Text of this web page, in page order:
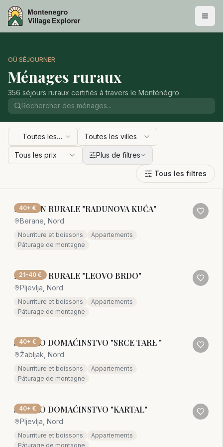
OÙ SÉJOURNER
Ménages ruraux
356 séjours ruraux certifiés à travers le Monténégro
Toutes les
régions
Toutes les villes
Tous les prix Plus de filtres
Tous les filtres
40+ €
MAISON RURALE "RADUNOVA KUĆA"
Berane, Nord
Nourriture et boissons
Appartements
Pâturage de montagne
21-40 €
MAISON RURALE "LEOVO BRDO"
Pljevlja, Nord
Nourriture et boissons
Appartements
Pâturage de montagne
40+ €
SEOSKO DOMAĆINSTVO "SRCE TARE "
Žabljak, Nord
Nourriture et boissons
Appartements
Pâturage de montagne
40+ €
SEOSKO DOMAĆINSTVO "KARTAL"
Pljevlja, Nord
Nourriture et boissons
Appartements
Pâturage de montagne